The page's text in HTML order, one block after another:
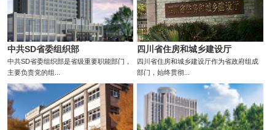
中共SD省委组织部
中共SD省委组织部是省级重要职能部门，
主要负责党的组...
四川省住房和城乡建设厅
四川省住房和城乡建设厅作为省政府组成
部门，始终贯彻...